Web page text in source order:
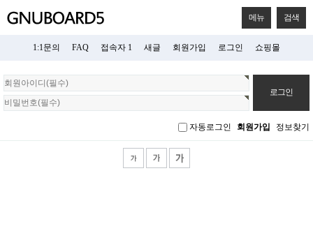
메뉴 검색
1:1문의 FAQ 접속자 1 새글 회원가입 로그인 쇼핑몰
회
원
로
자동로그인 회원가입 정보찾기